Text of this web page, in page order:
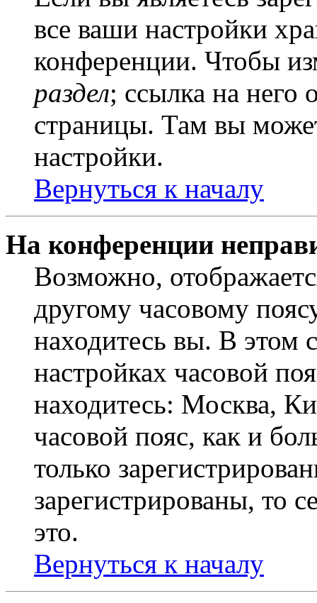
все ваши настройки
конференции. Чтобы
раздел; ссылка на него
страницы. Там вы
настройки.
Вернуться к началу
На конференции
Возможно,
другому часовому
находитесь вы. В этом
настройках часовой
находитесь: Москва,
часовой пояс, как и
только
зарегистрированы, то
это.
Вернуться к началу